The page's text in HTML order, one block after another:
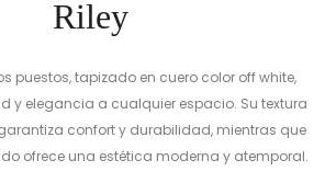
Riley
puestos, tapizado en cuero color off white,
y elegancia a cualquier espacio. Su textura
confort y durabilidad, mientras que
ofrece una estética moderna y atemporal.